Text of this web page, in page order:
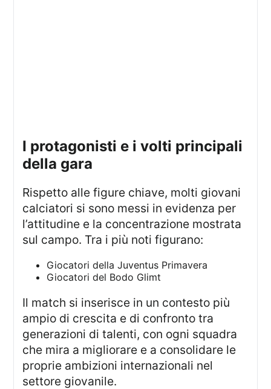
i protagonisti e i volti principali
della gara
Rispetto alle figure chiave, molti giovani
calciatori si sono messi in evidenza per
l’attitudine e la concentrazione mostrata
sul campo. Tra i più noti figurano:
Giocatori della Juventus Primavera
Giocatori del Bodo Glimt
Il match si inserisce in un contesto più
ampio di crescita e di confronto tra
generazioni di talenti, con ogni squadra
che mira a migliorare e a consolidare le
proprie ambizioni internazionali nel
settore giovanile.